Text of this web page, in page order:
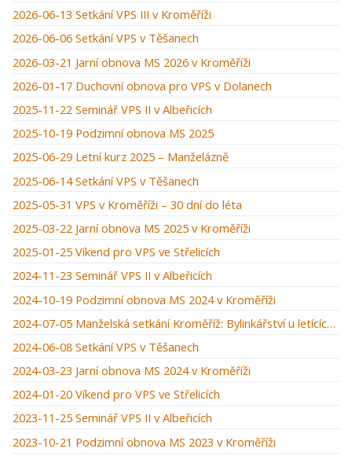
2026-06-13 Setkání VPS III v Kroměříži
2026-06-06 Setkání VPS v Těšanech
2026-03-21 Jarní obnova MS 2026 v Kroměříži
2026-01-17 Duchovní obnova pro VPS v Dolanech
2025-11-22 Seminář VPS II v Albeřicích
2025-10-19 Podzimní obnova MS 2025
2025-06-29 Letní kurz 2025 – Manželázně
2025-06-14 Setkání VPS v Těšanech
2025-05-31 VPS v Kroměříži – 30 dní do léta
2025-03-22 Jarní obnova MS 2025 v Kroměříži
2025-01-25 Víkend pro VPS ve Střelicích
2024-11-23 Seminář VPS II v Albeřicích
2024-10-19 Podzimní obnova MS 2024 v Kroměříži
2024-07-05 Manželská setkání Kroměříž: Bylinkářství u letících hus
2024-06-08 Setkání VPS v Těšanech
2024-03-23 Jarní obnova MS 2024 v Kroměříži
2024-01-20 Víkend pro VPS ve Střelicích
2023-11-25 Seminář VPS II v Albeřicích
2023-10-21 Podzimní obnova MS 2023 v Kroměříži